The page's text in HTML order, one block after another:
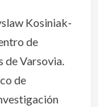
Kosiniak-
de
de Varsovia.
de